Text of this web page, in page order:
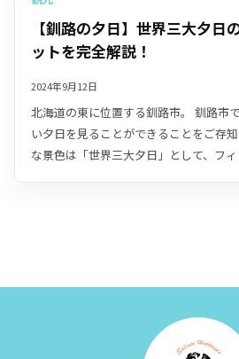
【釧路の夕日】世界三大夕日
ットを完全解説！
2024年9月12日
北海道の東に位置する釧路市。 釧路市
い夕日を見ることができることをご存
な景色は「世界三大夕日」として、フ